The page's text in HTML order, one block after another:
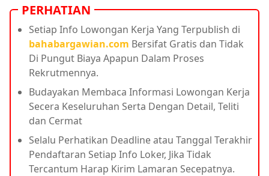
PERHATIAN
Setiap Info Lowongan Kerja Yang Terpublish di
bahabargawian.com Bersifat Gratis dan Tidak
Di Pungut Biaya Apapun Dalam Proses
Rekrutmennya.
Budayakan Membaca Informasi Lowongan Kerja
Secera Keseluruhan Serta Dengan Detail, Teliti
dan Cermat
Selalu Perhatikan Deadline atau Tanggal Terakhir
Pendaftaran Setiap Info Loker, Jika Tidak
Tercantum Harap Kirim Lamaran Secepatnya.